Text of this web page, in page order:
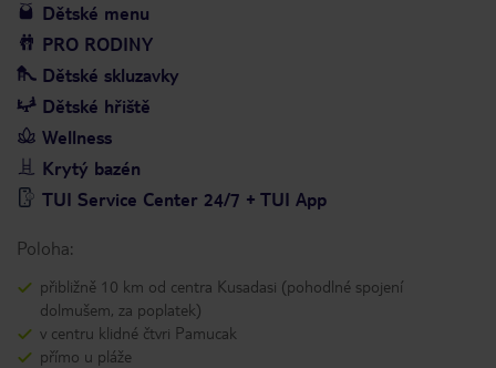
Dětské menu
PRO RODINY
Dětské skluzavky
Dětské hřiště
Wellness
Krytý bazén
TUI Service Center 24/7 + TUI App
Poloha:
přibližně 10 km od centra Kusadasi (pohodlné spojení
dolmušem, za poplatek)
v centru klidné čtvri Pamucak
přímo u pláže